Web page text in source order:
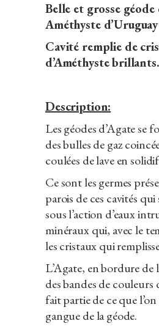
Belle et grosse géode
Améthyste d’Uruguay
Cavité remplie de
d’Améthyste brillants.
Description:
Les géodes d’Agate se
des bulles de gaz
coulées de lave en
Ce sont les germes
parois de ces cavités
sous l’action d’eaux
minéraux qui, avec le
les cristaux qui
L’Agate, en bordure de
des bandes de
fait partie de ce que
gangue de la géode.